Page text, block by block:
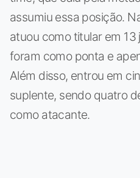
assumiu essa posição.
atuou como titular em
foram como ponta e
Além disso, entrou em
suplente, sendo quatro
como atacante.